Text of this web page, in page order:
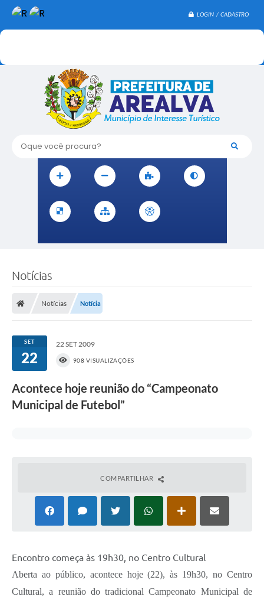
LOGIN / CADASTRO
Oque você procura?
Notícias
Notícias Notícia
SET
22
22 SET 2009
908 VISUALIZAÇÕES
Acontece hoje reunião do “Campeonato
Municipal de Futebol”
COMPARTILHAR
Encontro começa às 19h30, no Centro Cultural
Aberta ao público, acontece hoje (22), às 19h30, no Centro
Cultural, a reunião do tradicional Campeonato Municipal de